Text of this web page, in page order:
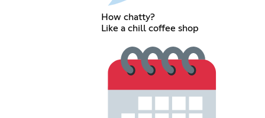
How chatty?
Like a chill coffee shop